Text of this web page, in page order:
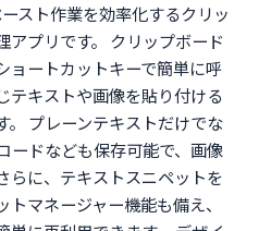
スト作業を効率化するクリッ
アプリです。 クリップボード
ョートカットキーで簡単に呼
テキストや画像を貼り付ける
。 プレーンテキストだけでな
ードなども保存可能で、画像
らに、テキストスニペットを
マネージャー機能も備え、